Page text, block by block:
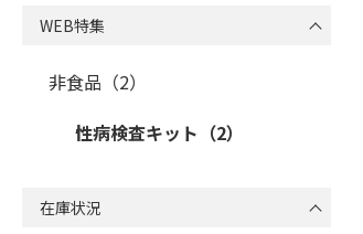
WEB特集
非食品（2）
性病検査キット（2）
在庫状況